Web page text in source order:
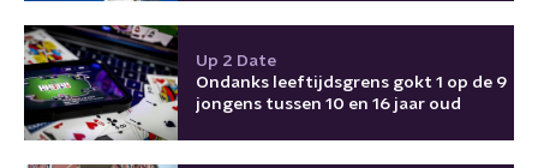
Up 2 Date
Ondanks leeftijdsgrens gokt 1 op de 9
jongens tussen 10 en 16 jaar oud